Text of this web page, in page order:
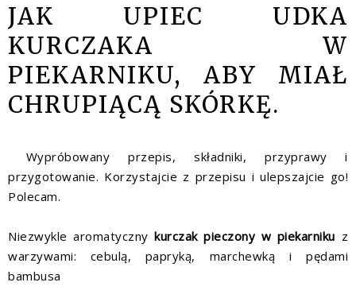
JAK UPIEC UDKA
KURCZAKA W
PIEKARNIKU, ABY MIAŁ
CHRUPIĄCĄ SKÓRKĘ.
Wypróbowany przepis, składniki, przyprawy i
przygotowanie. Korzystajcie z przepisu i ulepszajcie go!
Polecam.
Niezwykle aromatycznykurczak pieczony w piekarniku z
warzywami: cebulą, papryką, marchewką i pędami
bambusa